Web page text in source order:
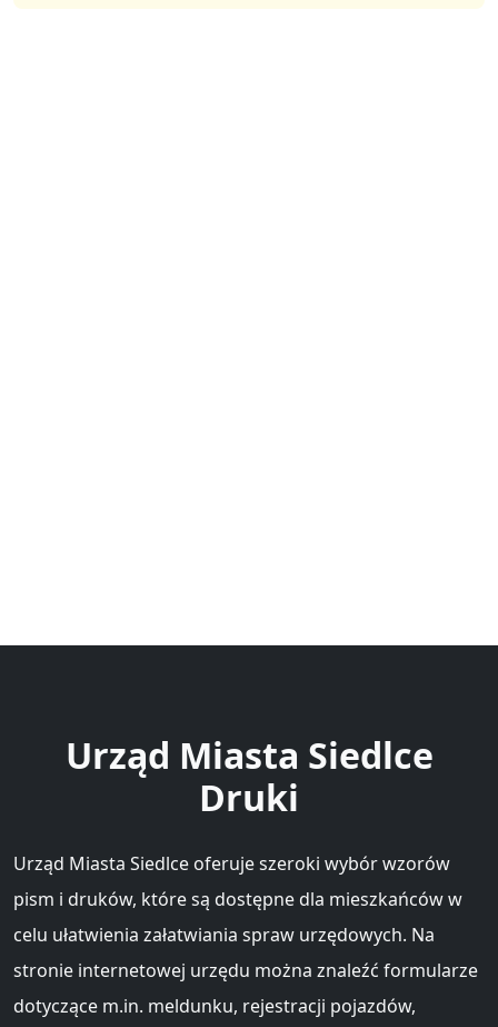
Urząd Miasta Siedlce
Druki
Urząd Miasta Siedlce oferuje szeroki wybór wzorów
pism i druków, które są dostępne dla mieszkańców w
celu ułatwienia załatwiania spraw urzędowych. Na
stronie internetowej urzędu można znaleźć formularze
dotyczące m.in. meldunku, rejestracji pojazdów,